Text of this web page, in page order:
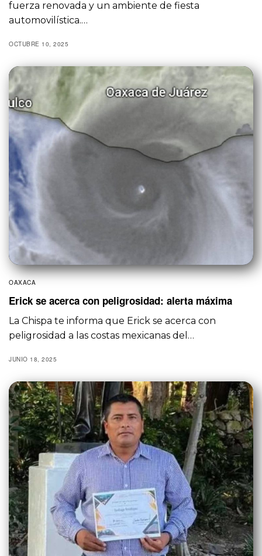
fuerza renovada y un ambiente de fiesta
automovilística.…
OCTUBRE 10, 2025
OAXACA
Erick se acerca con peligrosidad: alerta máxima
La Chispa te informa que Erick se acerca con
peligrosidad a las costas mexicanas del…
JUNIO 18, 2025